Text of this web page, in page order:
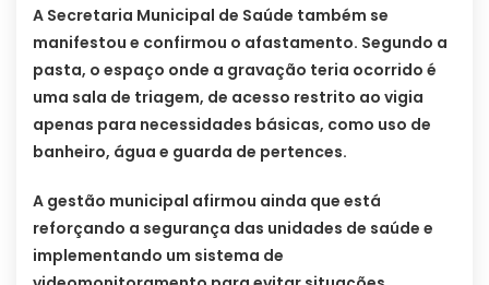
A Secretaria Municipal de Saúde também se
manifestou e confirmou o afastamento. Segundo a
pasta, o espaço onde a gravação teria ocorrido é
uma sala de triagem, de acesso restrito ao vigia
apenas para necessidades básicas, como uso de
banheiro, água e guarda de pertences.
A gestão municipal afirmou ainda que está
reforçando a segurança das unidades de saúde e
implementando um sistema de